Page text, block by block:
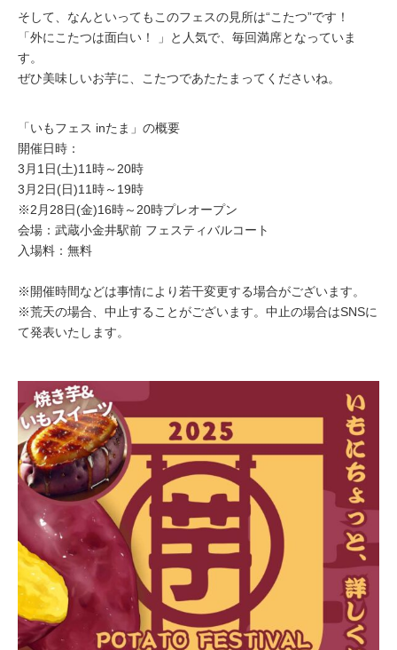
そして、なんといってもこのフェスの見所は“こたつ”です！
「外にこたつは面白い！ 」と人気で、毎回満席となっていま
す。
ぜひ美味しいお芋に、こたつであたたまってくださいね。
「いもフェス inたま」の概要
開催日時：
3月1日(土)11時～20時
3月2日(日)11時～19時
※2月28日(金)16時～20時プレオープン
会場：武蔵小金井駅前 フェスティバルコート
入場料：無料
※開催時間などは事情により若干変更する場合がございます。
※荒天の場合、中止することがございます。中止の場合はSNSに
て発表いたします。